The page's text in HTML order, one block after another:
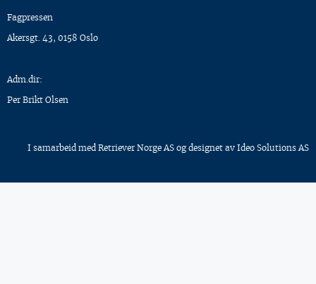
Fagpressen
Akersgt. 43, 0158 Oslo
Adm.dir:
Per Brikt Olsen
I samarbeid med Retriever Norge AS og designet av Ideo Solutions AS